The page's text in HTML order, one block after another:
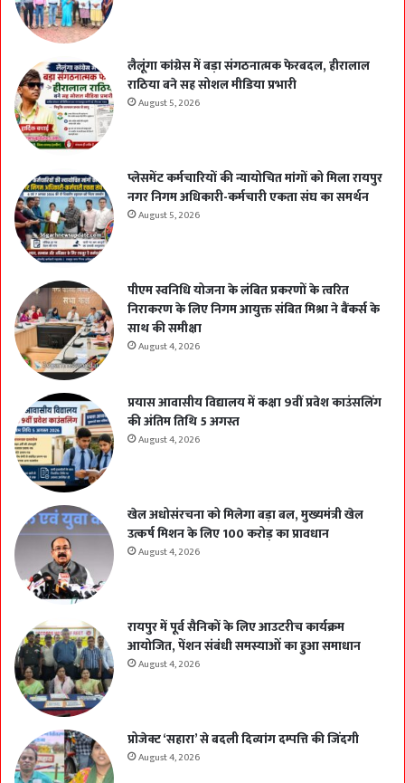
लैलूंगा कांग्रेस में बड़ा संगठनात्मक फेरबदल, हीरालाल
राठिया बने सह सोशल मीडिया प्रभारी
August 5, 2026
प्लेसमेंट कर्मचारियों की न्यायोचित मांगों को मिला रायपुर
नगर निगम अधिकारी-कर्मचारी एकता संघ का समर्थन
August 5, 2026
पीएम स्वनिधि योजना के लंबित प्रकरणों के त्वरित
निराकरण के लिए निगम आयुक्त संबित मिश्रा ने बैंकर्स के
साथ की समीक्षा
August 4, 2026
प्रयास आवासीय विद्यालय में कक्षा 9वीं प्रवेश काउंसलिंग
की अंतिम तिथि 5 अगस्त
August 4, 2026
खेल अधोसंरचना को मिलेगा बड़ा बल, मुख्यमंत्री खेल
उत्कर्ष मिशन के लिए 100 करोड़ का प्रावधान
August 4, 2026
रायपुर में पूर्व सैनिकों के लिए आउटरीच कार्यक्रम
आयोजित, पेंशन संबंधी समस्याओं का हुआ समाधान
August 4, 2026
प्रोजेक्ट ‘सहारा’ से बदली दिव्यांग दम्पत्ति की जिंदगी
August 4, 2026